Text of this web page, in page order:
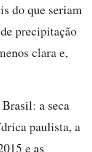
do que seriam
precipitação
clara e,
a seca
paulista, a
e as